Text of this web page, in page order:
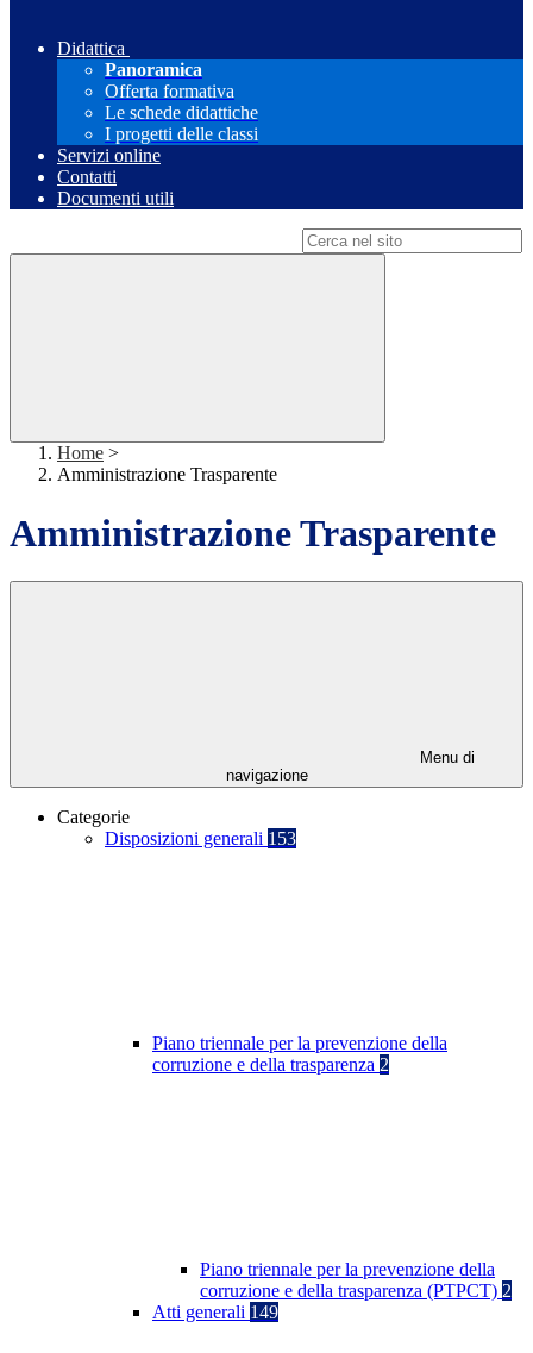
Didattica
Panoramica
Offerta formativa
Le schede didattiche
I progetti delle classi
Servizi online
Contatti
Documenti utili
Home >
Amministrazione Trasparente
Amministrazione Trasparente
Menu di
navigazione
Categorie
Disposizioni generali 153
Piano triennale per la prevenzione della
corruzione e della trasparenza 2
Piano triennale per la prevenzione della
corruzione e della trasparenza (PTPCT) 2
Atti generali 149